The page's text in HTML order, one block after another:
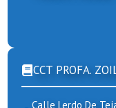
CCT PROFA.
Calle Lerdo De